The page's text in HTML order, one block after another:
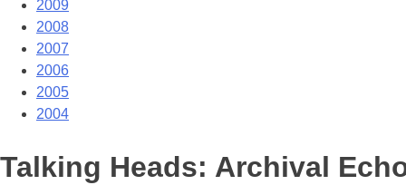
2009
2008
2007
2006
2005
2004
Talking Heads: Archival